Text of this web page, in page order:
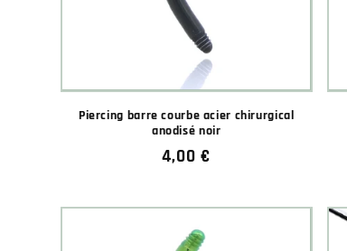
Piercing barre courbe acier chirurgical
anodisé noir
Prix
4,00 €